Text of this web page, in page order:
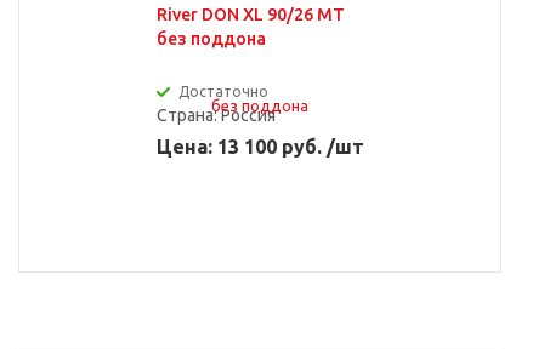
River DON XL 90/26 МТ
без поддона
Достаточно
Страна:Россия
Цена: 13 100 руб. /шт